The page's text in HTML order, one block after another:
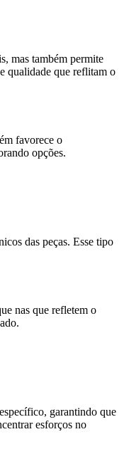
mas também permite
qualidade que reflitam o
favorece o
opções.
das peças. Esse tipo
nas que refletem o
garantindo que
esforços no